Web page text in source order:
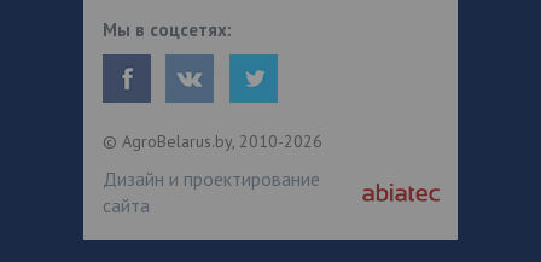
Мы в соцсетях:
© AgroBelarus.by, 2010-2026
Дизайн и проектирование
сайта